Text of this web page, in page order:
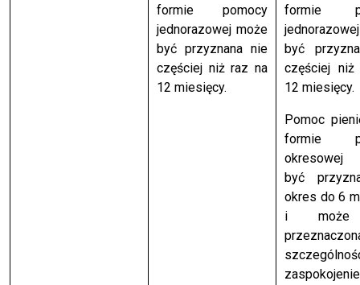
formie pomocy
jednorazowej może
być przyznana nie
częściej niż raz na
12 miesięcy.
formie
być
częściej
12 miesięcy.
Pomoc
formie
okresowej
być
okres do 6
i może
zaspokojenie